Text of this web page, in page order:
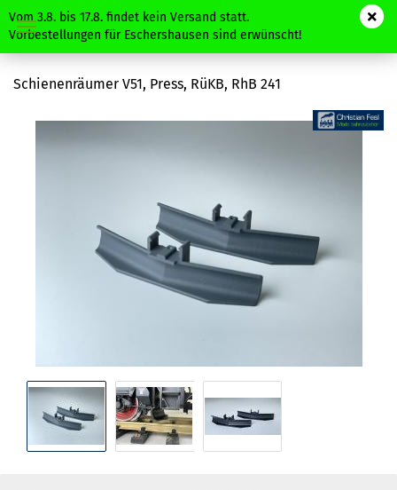
Vom 3.8. bis 17.8. findet kein Versand statt.
Vorbestellungen für Eschershausen sind erwünscht!
Schienenräumer V51, Press, RüKB, RhB 241